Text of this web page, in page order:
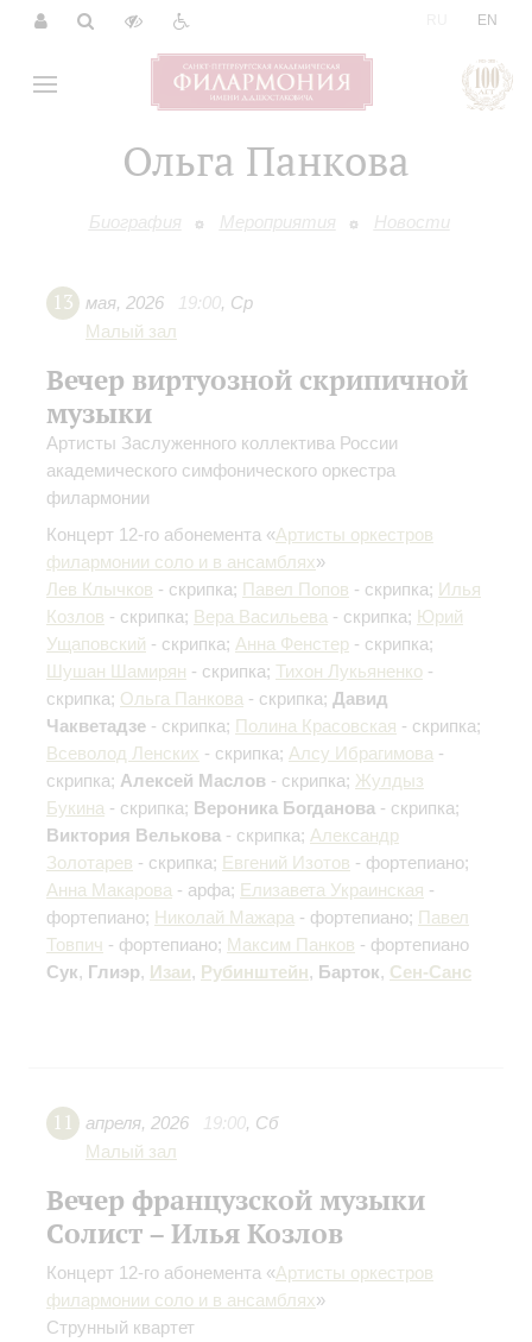
EN
Ольга Панкова
Биография Мероприятия Новости
13 мая, 2026 19:00, Ср
Малый зал
Вечер виртуозной скрипичной
музыки
Артисты Заслуженного коллектива России
академического симфонического оркестра
филармонии
Концерт 12-го абонемента «Артисты оркестров
филармонии соло и в ансамблях»
Лев Клычков - скрипка; Павел Попов - скрипка; Илья
Козлов - скрипка; Вера Васильева - скрипка; Юрий
Ущаповский - скрипка; Анна Фенстер - скрипка;
Шушан Шамирян - скрипка; Тихон Лукьяненко -
скрипка; Ольга Панкова - скрипка; Давид
Чакветадзе - скрипка; Полина Красовская - скрипка;
Всеволод Ленских - скрипка; Алсу Ибрагимова -
скрипка; Алексей Маслов - скрипка; Жулдыз
Букина - скрипка; Вероника Богданова - скрипка;
Виктория Велькова - скрипка; Александр
Золотарев - скрипка; Евгений Изотов - фортепиано;
Анна Макарова - арфа; Елизавета Украинская -
фортепиано; Николай Мажара - фортепиано; Павел
Товпич - фортепиано; Максим Панков - фортепиано
Сук, Глиэр, Изаи, Рубинштейн, Барток, Сен-Санс
11 апреля, 2026 19:00, Сб
Малый зал
Вечер французской музыки
Солист – Илья Козлов
Концерт 12-го абонемента «Артисты оркестров
филармонии соло и в ансамблях»
Струнный квартет